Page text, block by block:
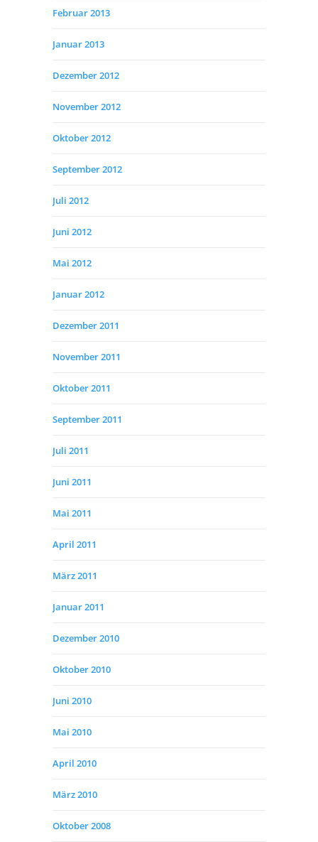
Februar 2013
Januar 2013
Dezember 2012
November 2012
Oktober 2012
September 2012
Juli 2012
Juni 2012
Mai 2012
Januar 2012
Dezember 2011
November 2011
Oktober 2011
September 2011
Juli 2011
Juni 2011
Mai 2011
April 2011
März 2011
Januar 2011
Dezember 2010
Oktober 2010
Juni 2010
Mai 2010
April 2010
März 2010
Oktober 2008